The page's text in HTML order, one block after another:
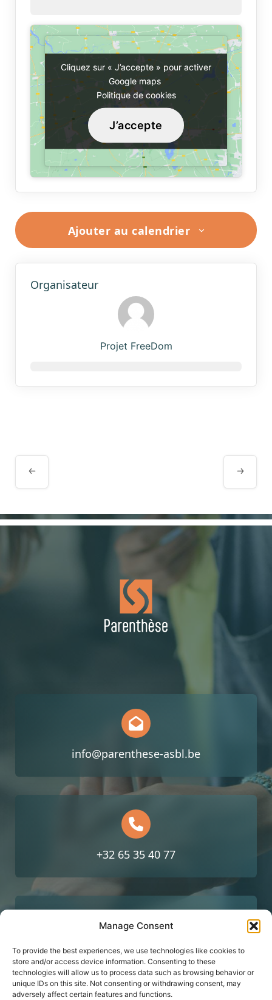
Manage Consent
To provide the best experiences, we use technologies like cookies to
store and/or access device information. Consenting to these
technologies will allow us to process data such as browsing behavior or
unique IDs on this site. Not consenting or withdrawing consent, may
adversely affect certain features and functions.
Cliquez sur « J’accepte » pour activer
Google maps
Politique de cookies
J’accepte
Cliquez sur « J’accepte » pour activer
Google maps
Politique de cookies
J’accepte
Ajouter au calendrier
Organisateur
Projet FreeDom
Évènement
info@parenthese-asbl.be
+32 65 35 40 77
Av. Reine Astrid 2, 7000 Mons